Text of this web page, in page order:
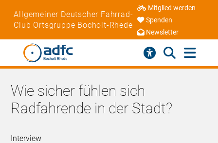
Allgemeiner Deutscher Fahrrad-
Club Ortsgruppe Bocholt-Rhede
Mitglied werden
Spenden
Newsletter
Wie sicher fühlen sich
Radfahrende in der Stadt?
Interview